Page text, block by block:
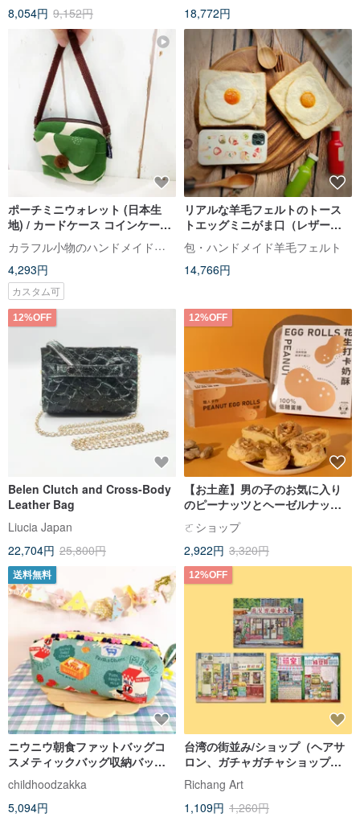
8,054円 9,152円
18,772円
ポーチミニウォレット (日本生
地) / カードケース コインケース
/ 財布ポーチセット
カラフル小物のハンドメイド工房
4,293円
カスタム可
リアルな羊毛フェルトのトース
トエッグミニがま口（レザーハ
ンドストラップ付き）
包・ハンドメイド羊毛フェルト
14,766円
12%OFF
Belen Clutch and Cross-Body
Leather Bag
Liucia Japan
22,704円 25,800円
12%OFF
【お土産】男の子のお気に入り
のピーナッツとヘーゼルナッツ
のパンチインスフレ
ㄛショップ
2,922円 3,320円
送料無料
ニウニウ朝食ファットバッグコ
スメティックバッグ収納バッグ
ペンバッグ手作り日本ミルクス
トロベリークリーム
childhoodzakka
5,094円
12%OFF
台湾の街並み/ショップ（ヘアサ
ロン、ガチャガチャショップ、
眷村）ポストカード3枚セット -
カード - 多目的カード
Richang Art
1,109円 1,260円